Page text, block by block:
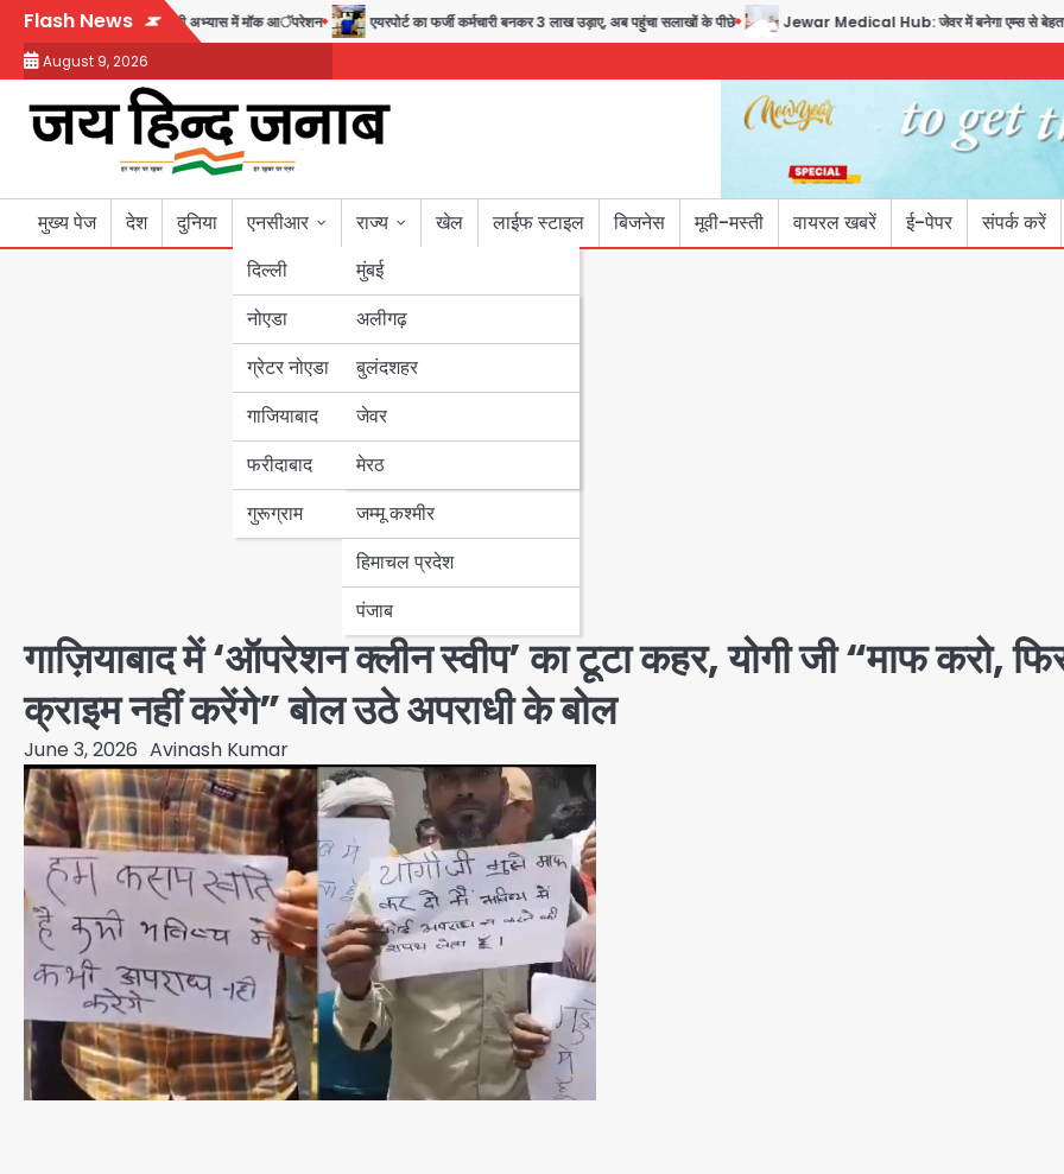
Skip
content
Flash News
सुदर्शन शक्ति-वी अभ्यास में मॉक आॅपरेशन एयरपोर्ट का फर्जी कर्मचारी बनकर 3 लाख उड़ाए, अब पहुंचा सलाखों के पीछे Jewar Medical Hub: जेवर में बनेगा एम्स से बेहतर
August 9, 2026
मुख्य पेज देश दुनिया
एनसीआर
दिल्ली
नोएडा
ग्रेटर नोएडा
गाजियाबाद
फरीदाबाद
गुरूग्राम
राज्य
मुंबई
उत्तर प्रदेश
अलीगढ़
बुलंदशहर
जेवर
मेरठ
बिहार
पंजाब
हरियाणा
जम्मू कश्मीर
हिमाचल प्रदेश
पंजाब
खेल लाईफ स्टाइल बिजनेस मूवी-मस्ती वायरल खबरें ई-पेपर संपर्क करें
गाज़ियाबाद में ‘ऑपरेशन क्लीन स्वीप’ का टूटा कहर, योगी जी “माफ करो,
क्राइम नहीं करेंगे” बोल उठे अपराधी के बोल
June 3, 2026 Avinash Kumar